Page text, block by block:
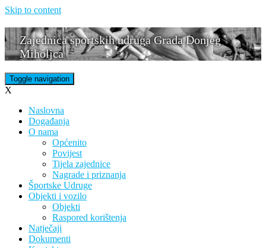
Skip to content
Zajednica športskih udruga Grada Donjeg
Miholjca
Toggle navigation
X
Naslovna
Događanja
O nama
Općenito
Povijest
Tijela zajednice
Nagrade i priznanja
Športske Udruge
Objekti i vozilo
Objekti
Raspored korištenja
Natječaji
Dokumenti